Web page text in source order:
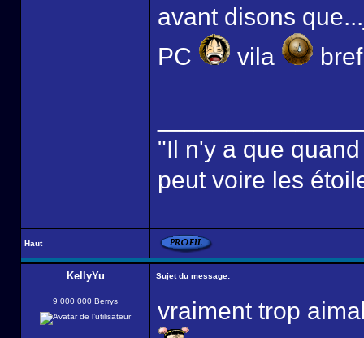
avant disons
PC
vila
"Il n'y a que
peut voire les
Haut
KellyYu Sujet du message:
9 000 000 Berrys vraiment trop